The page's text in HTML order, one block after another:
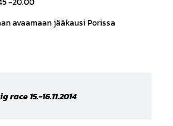
avaamaan jääkausi Porissa
race 15.-16.11.2014